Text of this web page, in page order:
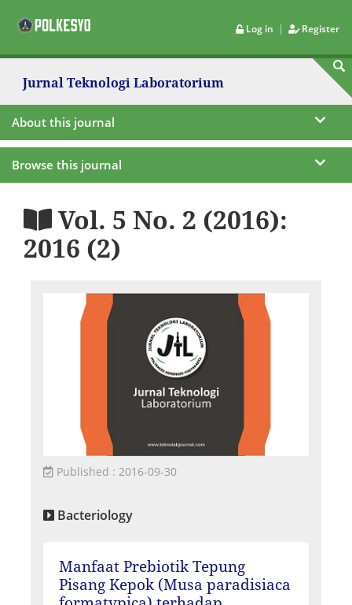
Log in | Register
Jurnal Teknologi Laboratorium
About this journal
Browse this journal
Vol. 5 No. 2 (2016):
2016 (2)
Published : 2016-09-30
Bacteriology
Manfaat Prebiotik Tepung
Pisang Kepok (Musa paradisiaca